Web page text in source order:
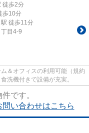
徒歩2分
歩10分
駅 徒歩11分
丁目4-9
＆オフィスの利用可能（規約
洗機付きで設備が充実。
です。
い合わせはこちら